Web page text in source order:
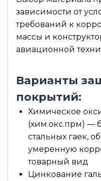
зависимости от
требований к
массы и
авиационной
Варианты
покрытий:
Химическое
(хим.окс.прм) —
стальных гаек,
умеренную
товарный вид
Цинкование